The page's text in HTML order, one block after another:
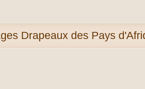
Drapeaux des Pays